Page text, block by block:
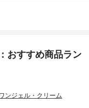
おすすめ商品ラン
ンジェル・クリーム